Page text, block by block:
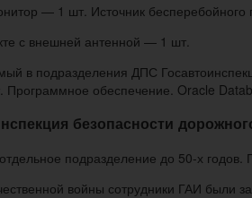
— 1 шт. Источник
с внешней антенной — 1 шт.
в подразделения ДПС
обеспечение. Oracle
безопасности
подразделение до 50-х
войны сотрудники ГАИ были